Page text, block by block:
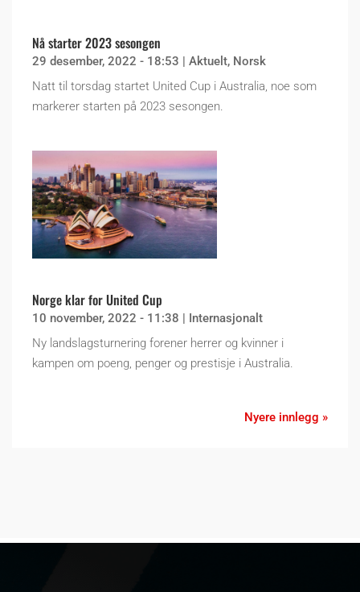
Nå starter 2023 sesongen
29 desember, 2022 - 18:53 | Aktuelt, Norsk
Natt til torsdag startet United Cup i Australia, noe som
markerer starten på 2023 sesongen.
Norge klar for United Cup
10 november, 2022 - 11:38 | Internasjonalt
Ny landslagsturnering forener herrer og kvinner i
kampen om poeng, penger og prestisje i Australia.
Nyere innlegg »